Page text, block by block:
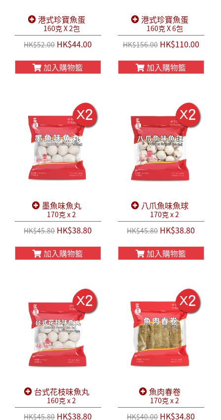
港式珍寶魚蛋
160克 X 2包
HK$52.00HK$44.00
加入購物籃
港式珍寶魚蛋
160克 X 6包
HK$156.00HK$110.00
加入購物籃
墨魚味魚丸
170克 x 2
HK$45.80HK$38.80
加入購物籃
八爪魚味魚球
170克 x 2
HK$45.80HK$38.80
加入購物籃
台式花枝味魚丸
160克 x 2
HK$45.80HK$38.80
魚肉春卷
170克 x 2
HK$40.00HK$34.80